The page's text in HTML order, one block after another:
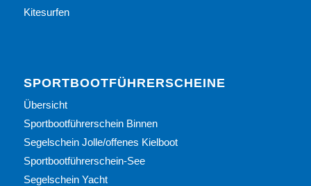
Kitesurfen
SPORTBOOTFÜHRERSCHEINE
Übersicht
Sportbootführerschein Binnen
Segelschein Jolle/offenes Kielboot
Sportbootführerschein-See
Segelschein Yacht